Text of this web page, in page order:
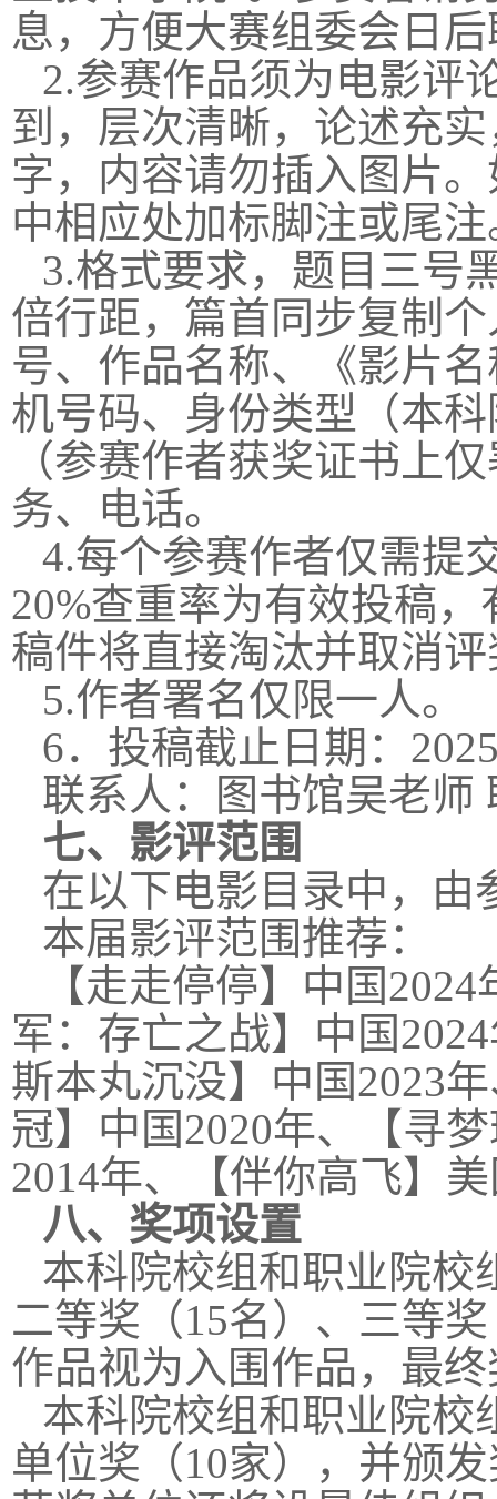
息，方便大赛组委会日
2.参赛作品须为电影评
到，层次清晰，论述充
字，内容请勿插入图片
中相应处加标脚注或尾注
3.格式要求，题目三号
倍行距，篇首同步复制
号、作品名称、《影片
机号码、身份类型（本
（参赛作者获奖证书上
务、电话。
4.每个参赛作者仅需提
20%查重率为有效投稿
稿件将直接淘汰并取消
5.作者署名仅限一人。
6．投稿截止日期：
联系人：图书馆吴老师
七、影评范围
在以下电影目录中，由
本届影评范围推荐：
【走走停停】中国
军：存亡之战】中国
斯本丸沉没】中国2023
冠】中国2020年、【寻
2014年、【伴你高飞】
八、奖项设置
本科院校组和职业院校
二等奖（15名）、三等
作品视为入围作品，最
本科院校组和职业院校
单位奖（10家），并颁